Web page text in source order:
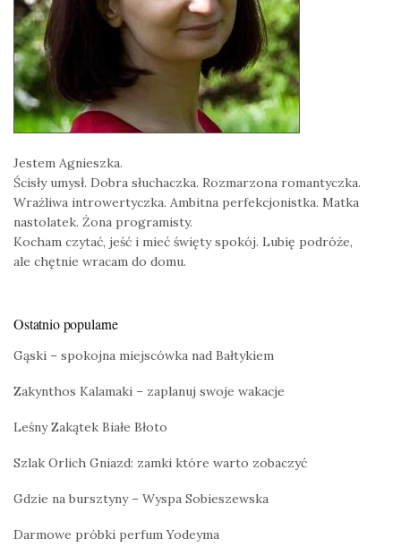
Jestem Agnieszka.
Ścisły umysł. Dobra słuchaczka. Rozmarzona romantyczka.
Wrażliwa introwertyczka. Ambitna perfekcjonistka. Matka
nastolatek. Żona programisty.
Kocham czytać, jeść i mieć święty spokój. Lubię podróże,
ale chętnie wracam do domu.
Ostatnio popularne
Gąski – spokojna miejscówka nad Bałtykiem
Zakynthos Kalamaki – zaplanuj swoje wakacje
Leśny Zakątek Białe Błoto
Szlak Orlich Gniazd: zamki które warto zobaczyć
Gdzie na bursztyny – Wyspa Sobieszewska
Darmowe próbki perfum Yodeyma